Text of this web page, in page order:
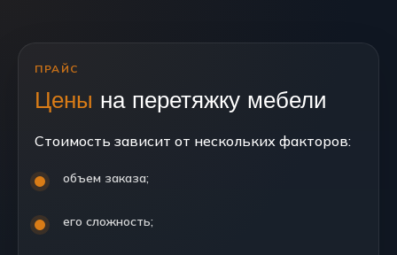
ПРАЙС
Цены на перетяжку мебели
Стоимость зависит от нескольких факторов:
объем заказа;
его сложность;